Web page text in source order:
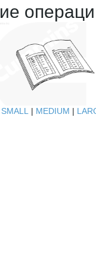
SMALL | MEDIUM |